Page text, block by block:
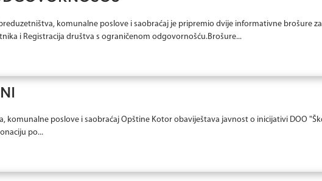
komunalne poslove i saobraćaj je pripremio dvije informativne brošure
i Registracija društva s ograničenom odgovornošću.Brošure...
komunalne poslove i saobraćaj Opštine Kotor obaviještava javnost o inicijativi DOO
po...